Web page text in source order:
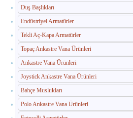
Otel Ekipmanları
Umumi Wc ve Banyo Ekipmanları
Havuz Duş Kulesi & Sahil Duş Kulesi
Açık Alan Su Çeşmesi(Sebil)
Medikal Ekipmanlar
Paslanmaz Havuz Ekipmanları
Duş Başlıkları
Endüstriyel Armatürler
Tekli Aç-Kapa Armatürler
Topaç Ankastre Vana Ürünleri
Ankastre Vana Ürünleri
Joystick Ankastre Vana Ürünleri
Bahçe Muslukları
Polo Ankastre Vana Ürünleri